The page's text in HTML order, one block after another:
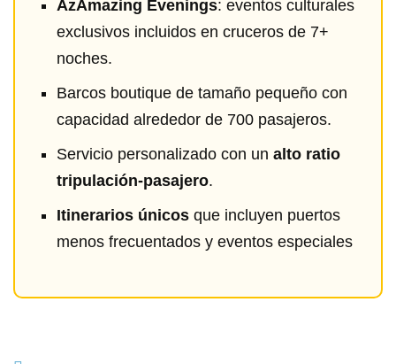
AzAmazing Evenings: eventos culturales
exclusivos incluidos en cruceros de 7+
noches.
Barcos boutique de tamaño pequeño con
capacidad alrededor de 700 pasajeros.
Servicio personalizado con un alto ratio
tripulación-pasajero.
Itinerarios únicosque incluyen puertos
menos frecuentados y eventos especiales